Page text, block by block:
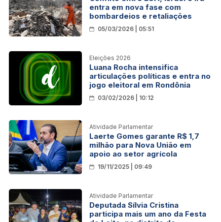
entra em nova fase com
bombardeios e retaliações
05/03/2026 | 05:51
Eleições 2026
Luana Rocha intensifica
articulações políticas e entra no
jogo eleitoral em Rondônia
03/02/2026 | 10:12
Atividade Parlamentar
Laerte Gomes garante R$ 1,7
milhão para Nova União em
apoio ao setor agrícola
19/11/2025 | 09:49
Atividade Parlamentar
Deputada Sílvia Cristina
participa mais um ano da Festa